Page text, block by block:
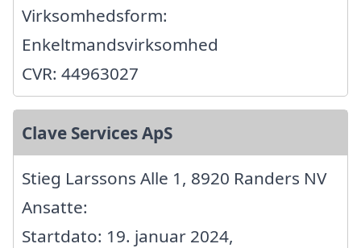
Virksomhedsform:
Enkeltmandsvirksomhed
CVR: 44963027
Clave Services ApS
Stieg Larssons Alle 1, 8920 Randers NV
Ansatte:
Startdato: 19. januar 2024,